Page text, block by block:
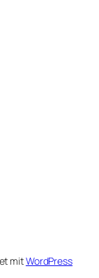
mitWordPress